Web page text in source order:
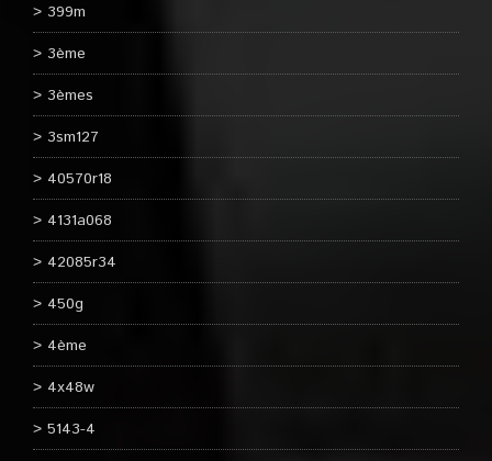
399m
3ème
3èmes
3sm127
40570r18
4131a068
42085r34
450g
4ème
4x48w
5143-4